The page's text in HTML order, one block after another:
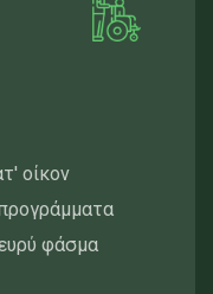
οίκον
φάσμα